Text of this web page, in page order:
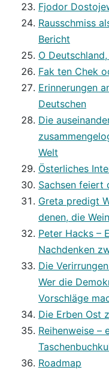
Fjodor
Rausschmiss
Bericht
O
Fak ten Chek
Erinnerungen
Deutschen
Die
Welt
Österliches
Sachsen feiert
Greta predigt
denen, die
Peter Hacks –
Nachdenken
Die
Wer die
Vorschläge
Die Erben Ost
Reihenweise –
Roadmap